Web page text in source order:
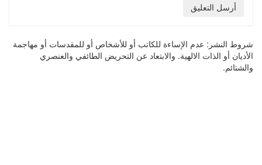
أرسل التعليق
شروط النشر: عدم الإساءة للكاتب أو للأشخاص أو للمقدسات أو مهاجمة
الأديان أو الذات الالهية. والابتعاد عن التحريض الطائفي والعنصري
والشتائم.